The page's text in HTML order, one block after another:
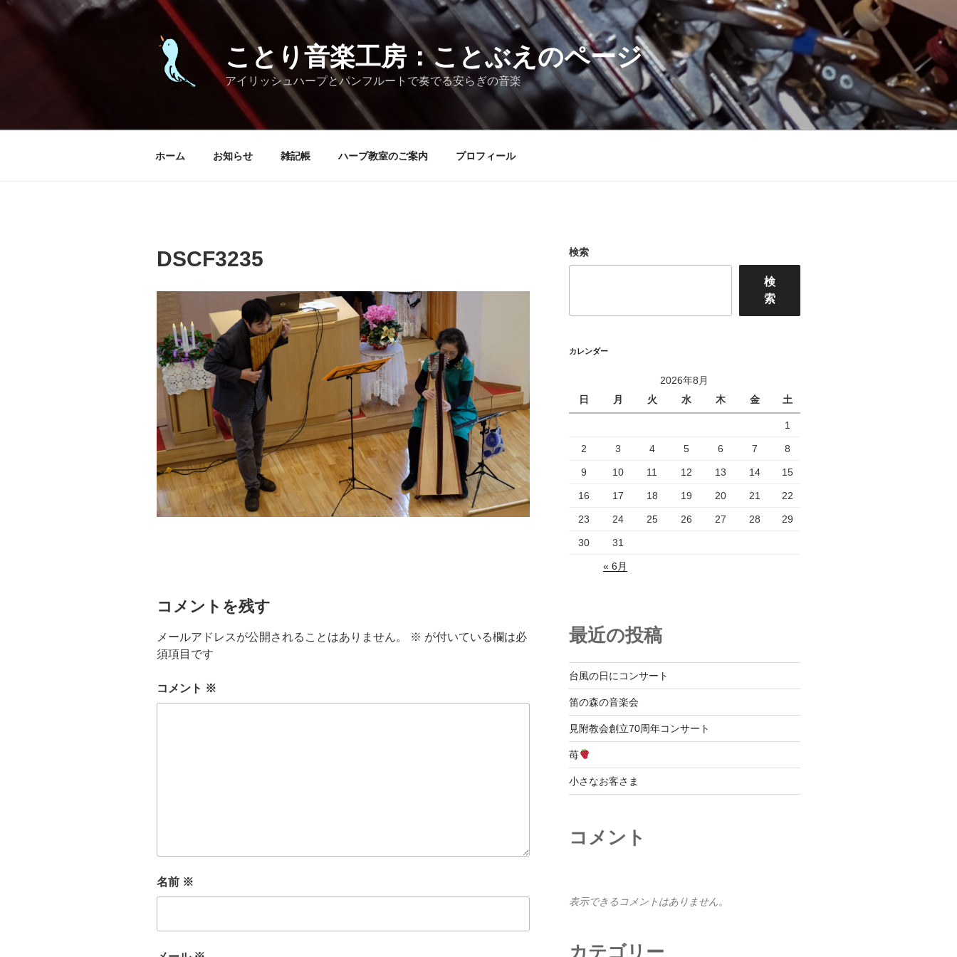
コ
キ
ことり音楽工房：ことぶえのページ
アイリッシュハープとパンフルートで奏でる安らぎの音楽
ホーム お知らせ 雑記帳 ハープ教室のご案内 プロフィール
DSCF3235
コメントを残す
メールアドレスが公開されることはありません。 ※ が付いている欄は必
須項目です
コメント ※
名前 ※
検索
検
索
カレンダー
2026年8月
日
月 火 水 木 金 土
1
2 3 4 5 6 7 8
9 10 11 12 13 14 15
16 17 18 19 20 21 22
23 24 25 26 27 28 29
30 31
« 6月
最近の投稿
台風の日にコンサート
笛の森の音楽会
見附教会創立70周年コンサート
苺
小さなお客さま
コメント
表示できるコメントはありません。
カテゴリー